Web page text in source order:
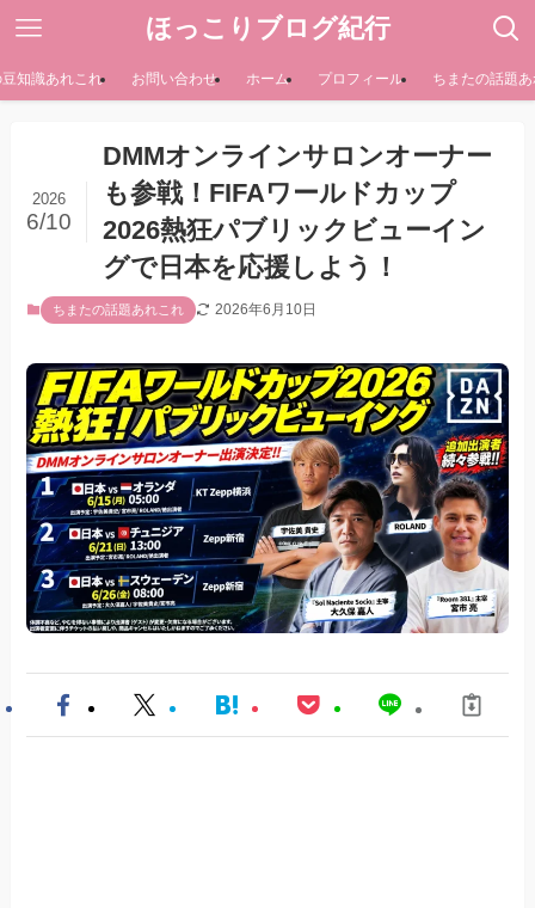
ほっこりブログ紀行
知識あれこれ お問い合わせ ホーム プロフィール ちまたの話題
DMMオンラインサロンオーナー
も参戦！FIFAワールドカップ
2026熱狂パブリックビューイン
グで日本を応援しよう！
2026
6/10
ちまたの話題あれこれ 2026年6月10日